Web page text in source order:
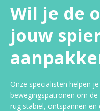
Wil je de
jouw
Onze specialisten helpen
bewegingspatronen om
rug stabiel, ontspannen